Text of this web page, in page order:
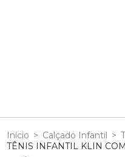
Início > Calçado Infantil >
TÊNIS INFANTIL KLIN